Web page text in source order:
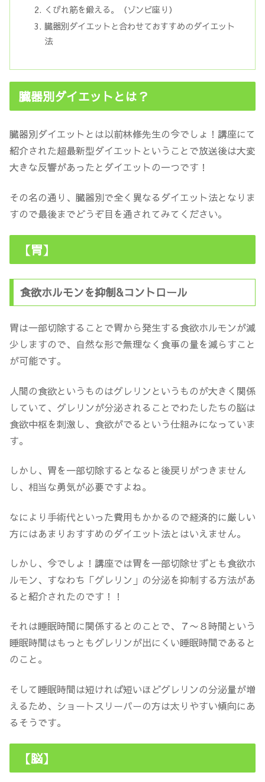
くびれ筋を鍛える。（ゾンビ座り）
臓器別ダイエットと合わせておすすめのダイエット
法
臓器別ダイエットとは？
臓器別ダイエットとは以前林修先生の今でしょ！講座にて
紹介された超最新型ダイエットということで放送後は大変
大きな反響があったとダイエットの一つです！
その名の通り、臓器別で全く異なるダイエット法となりま
すので最後までどうぞ目を通されてみてください。
【胃】
食欲ホルモンを抑制&コントロール
胃は一部切除することで胃から発生する食欲ホルモンが減
少しますので、自然な形で無理なく食事の量を減らすこと
が可能です。
人間の食欲というものはグレリンというものが大きく関係
していて、グレリンが分泌されることでわたしたちの脳は
食欲中枢を刺激し、食欲がでるという仕組みになっていま
す。
しかし、胃を一部切除するとなると後戻りがつきません
し、相当な勇気が必要ですよね。
なにより手術代といった費用もかかるので経済的に厳しい
方にはあまりおすすめのダイエット法とはいえません。
しかし、今でしょ！講座では胃を一部切除せずとも食欲ホ
ルモン、すなわち「グレリン」の分泌を抑制する方法があ
ると紹介されたのです！！
それは睡眠時間に関係するとのことで、７〜８時間という
睡眠時間はもっともグレリンが出にくい睡眠時間であると
のこと。
そして睡眠時間は短ければ短いほどグレリンの分泌量が増
えるため、ショートスリーパーの方は太りやすい傾向にあ
るそうです。
【脳】